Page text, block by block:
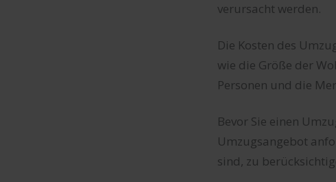
verursacht werden.
Die Kosten des
wie die Größe der
Personen und die
Bevor Sie einen
Umzugsangebot
sind, zu